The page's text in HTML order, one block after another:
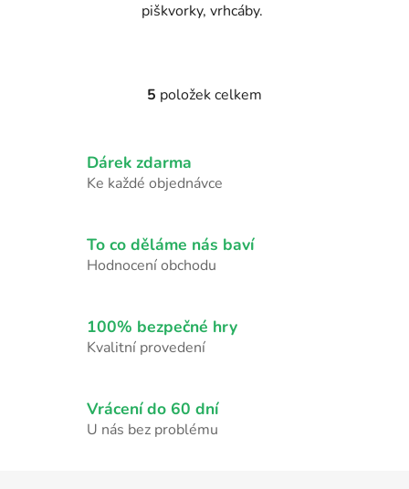
piškvorky, vrhcáby.
O
d
í
p
k
y
p
i
5 položek celkem
Dárek zdarma
Ke každé objednávce
To co děláme nás baví
Hodnocení obchodu
100% bezpečné hry
Kvalitní provedení
Vrácení do 60 dní
U nás bez problému